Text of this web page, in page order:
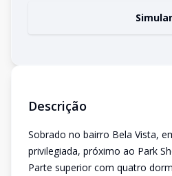
Simular
Descrição
Sobrado no bairro Bela Vista,
privilegiada, próximo ao Park
Parte superior com quatro